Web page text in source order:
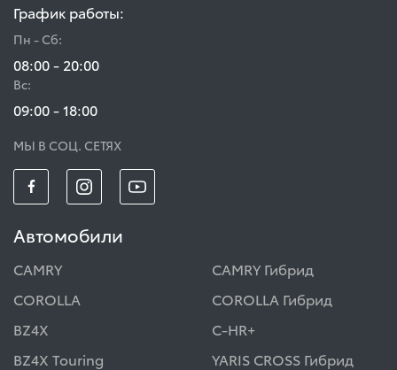
График работы:
Пн - Сб:
08:00 - 20:00
Вс:
09:00 - 18:00
МЫ В СОЦ. СЕТЯХ
Автомобили
CAMRY
CAMRY Гибрид
COROLLA
COROLLA Гибрид
BZ4X
C-HR+
BZ4X Touring
YARIS CROSS Гибрид